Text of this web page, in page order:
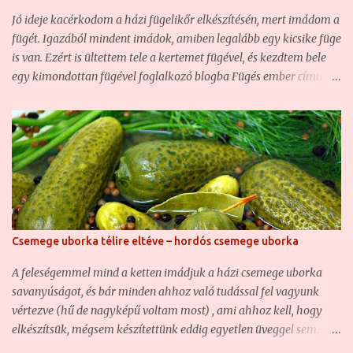
szilvák kellenek, hiszen a végeredmény minőségét erősen
befolyásolja az alapanyag minősége. Hozzávalók a
szilvabefőtthöz: - 2 kg szilva - 40 dkg kristálycukor - 1 liter
csapvíz - fahéj (o...
Jó ideje kacérkodom a házi fügelikőr elkészítésén, mert imádom a
fügét. Igazából mindent imádok, amiben legalább egy kicsike füge
is van. Ezért is ültettem tele a kertemet fügével, és kezdtem bele
egy kimondottan fügével foglalkozó blogba Fügés ember címmel.
elterjedt jelenség, mint a házikertekben, ezért nagyon nehéz jó
fügés recepteket fellelni magyar háziasszonyok tollából. A
magyar weben keringő fügelikőrök is nagyjából mind ugyanazok.
Végy egy kis vodkát vagy pálinkát, dobálj bele fügét, önts bele
cukrot, hagyd állni, szűrd le, aztán kész is. A merészebbek talán
már fahéjat, vagy netán vaníliát is tesznek bele... Aki rendszeres
olvasója a feleségemmel közösen vezetett blogunknak, az viszont
jól tudja, hogy én ennél ínyencebb vagyok. Szeretem a finom
ízeket, az illatos fűszereket, és a különleges, de ugyanakkor jól
eltalált recepteket. Hajlandó vagyok kísérletezni is, így sokszor
itt-o...
Csemege uborka télire eltéve – hordós csemege uborka
A feleségemmel mind a ketten imádjuk a házi csemege uborka
savanyúságot, és bár minden ahhoz való tudással fel vagyunk
vértezve (hű de nagyképű voltam most) , ami ahhoz kell, hogy
elkészítsük, mégsem készítettünk eddig egyetlen üveggel sem.